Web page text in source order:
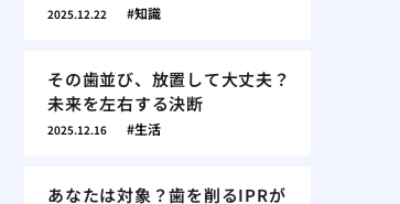
2025.12.22 知識
その歯並び、放置して大丈夫？
未来を左右する決断
2025.12.16 生活
あなたは対象？歯を削るIPRが